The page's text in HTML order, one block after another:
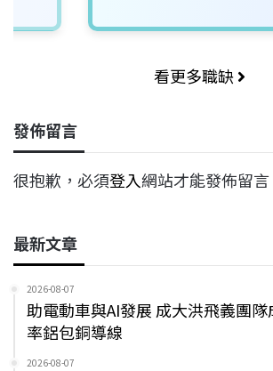
看更多職缺
發佈留言
很抱歉，必須登入網站才能發佈留言
最新文章
2026-08-07
助電動車與AI發展 成大洪飛義團
率鋁包銅導線
2026-08-07